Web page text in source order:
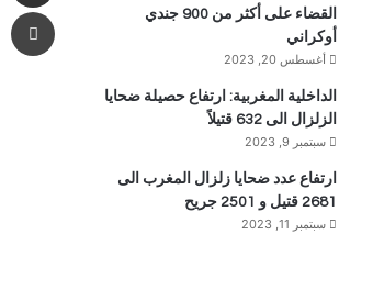
القضاء على أكثر من 900 جندي
أوكراني
أغسطس 20, 2023
الداخلية المغربية: ارتفاع حصيلة ضحايا
الزلزال الى 632 قتيلاً
سبتمبر 9, 2023
ارتفاع عدد ضحايا زلزال المغرب الى
2681 قتيل و 2501 جريح
سبتمبر 11, 2023